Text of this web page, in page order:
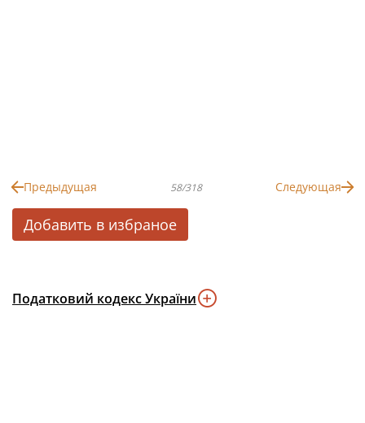
Предыдущая 58/318 Следующая
Добавить в избраное
Податковий кодекс України